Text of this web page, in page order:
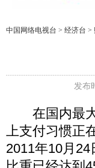
中国网络电视台 > 经济台 >
发布
在国内最大
上支付习惯正
2011年10月